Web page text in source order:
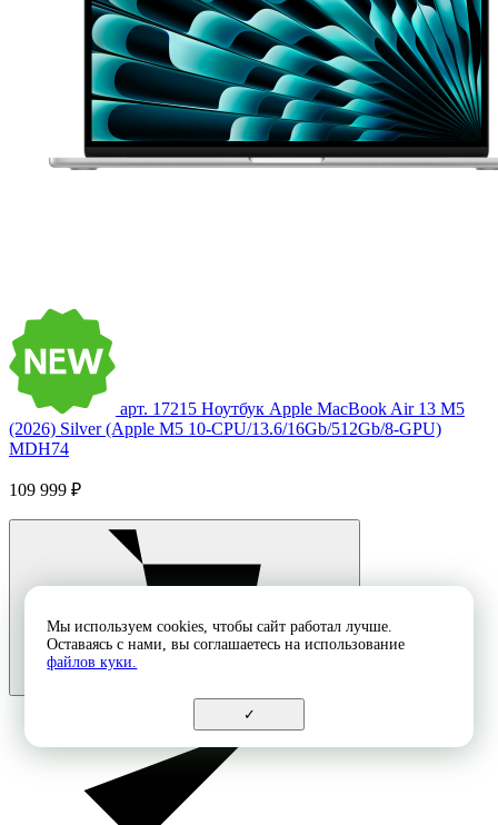
арт. 17215 Ноутбук Apple MacBook Air 13 M5
(2026) Silver (Apple M5 10-CPU/13.6/16Gb/512Gb/8-GPU)
MDH74
109 999 ₽
Мы используем cookies, чтобы сайт работал лучше.
Оставаясь с нами, вы соглашаетесь на использование
файлов куки.
✓